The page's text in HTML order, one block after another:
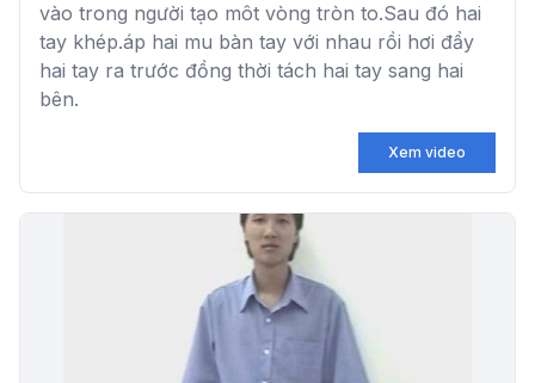
vào trong người tạo môt vòng tròn to.Sau đó hai
tay khép.áp hai mu bàn tay với nhau rồi hơi đẩy
hai tay ra trước đồng thời tách hai tay sang hai
bên.
Xem video